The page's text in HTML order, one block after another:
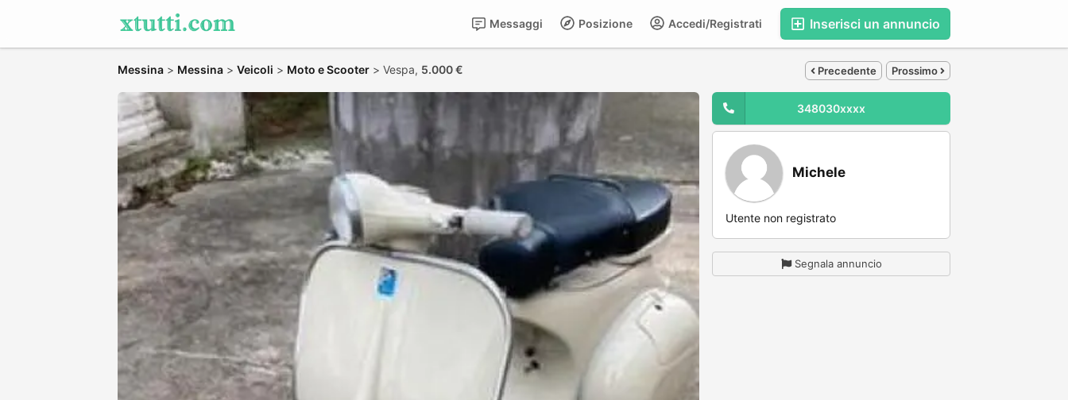
Inserisci un annuncio
Accedi/Registrati
Posizione
Messaggi
Messina > Messina > Veicoli > Moto e Scooter > Vespa, 5.000 € Precedente Prossimo
348030xxxx
Michele
Utente non registrato
Segnala annuncio